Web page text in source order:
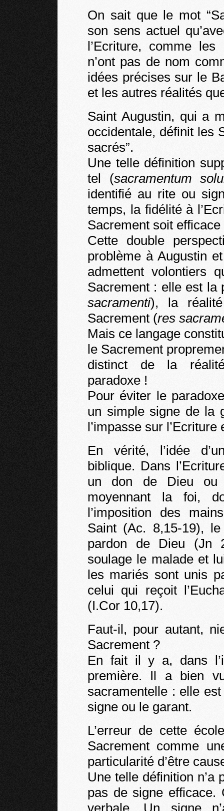
On sait que le mot
son sens actuel
l’Ecriture, comme les
n’ont pas de nom
idées précises sur le
et les autres réalités
Saint Augustin, qui a
occidentale, définit les
sacrés”.
Une telle définition
tel (sacramentum
identifié au rite ou
temps, la fidélité à
Sacrement soit
Cette double
problème à Augustin
admettent volontiers
Sacrement : elle est la
sacramenti), la
Sacrement (res
Mais ce langage
le Sacrement
distinct de la
paradoxe !
Pour éviter le
un simple signe de la
l’impasse sur
En vérité, l’idée
biblique. Dans
un don de Dieu ou
moyennant la foi,
l’imposition des
Saint (Ac. 8,15-19),
pardon de Dieu (Jn
soulage le malade et
les mariés sont unis
celui qui reçoit
(I.Cor 10,17).
Faut-il, pour autant,
Sacrement ?
En fait il y a, dans
première. Il a bien
sacramentelle : elle
signe ou le garant.
L’erreur de cette
Sacrement comme
particularité d’être
Une telle définition n’a
pas de signe efficace.